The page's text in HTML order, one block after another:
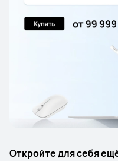
Откройте для себя